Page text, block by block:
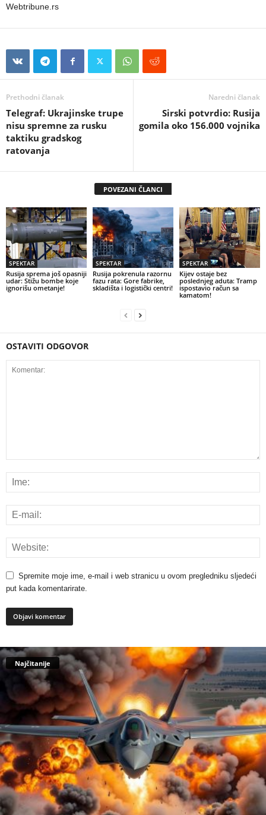
Webtribune.rs
Prethodni članak
Telegraf: Ukrajinske trupe
nisu spremne za rusku
taktiku gradskog
ratovanja
Naredni članak
Sirski potvrdio: Rusija
gomila oko 156.000 vojnika
POVEZANI ČLANCI
SPEKTAR
Rusija sprema još opasniji
udar: Stižu bombe koje
ignorišu ometanje!
SPEKTAR
Rusija pokrenula razornu
fazu rata: Gore fabrike,
skladišta i logistički centri!
SPEKTAR
Kijev ostaje bez
poslednjeg aduta: Tramp
ispostavio račun sa
kamatom!
OSTAVITI ODGOVOR
Spremite moje ime, e-mail i web stranicu u ovom pregledniku sljedeći
put kada komentarirate.
Najčitanije